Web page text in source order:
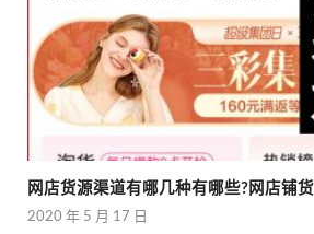
网店货源渠道有哪几种有哪些?网店铺
2020 年 5 月 17 日